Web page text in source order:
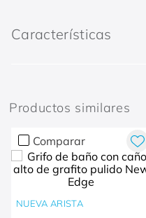
Características
Productos similares
Comparar
NUEVA ARISTA